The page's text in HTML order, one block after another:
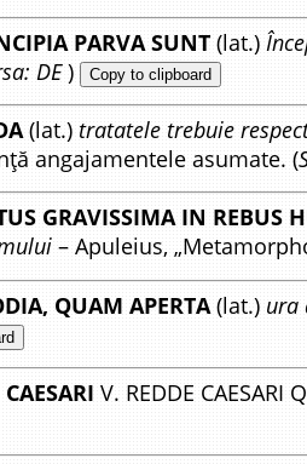
PARVA SUNT (lat.)
DE) Copy to clipboard
(lat.) tratatele trebuie
angajamentele asumate. (
GRAVISSIMA IN
– Apuleius,
QUAM APERTA(lat.) ura
V. REDDE CAESARI